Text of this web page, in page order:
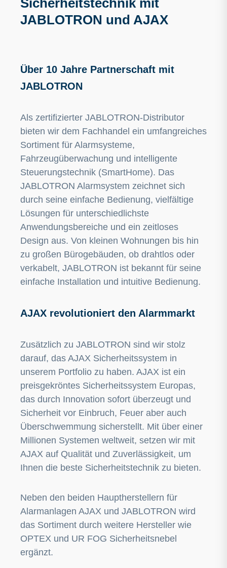
Sicherheitstechnik mit
JABLOTRON und AJAX
Über 10 Jahre Partnerschaft mit
JABLOTRON
Als zertifizierter JABLOTRON-Distributor
bieten wir dem Fachhandel ein umfangreiches
Sortiment für Alarmsysteme,
Fahrzeugüberwachung und intelligente
Steuerungstechnik (SmartHome). Das
JABLOTRON Alarmsystem zeichnet sich
durch seine einfache Bedienung, vielfältige
Lösungen für unterschiedlichste
Anwendungsbereiche und ein zeitloses
Design aus. Von kleinen Wohnungen bis hin
zu großen Bürogebäuden, ob drahtlos oder
verkabelt, JABLOTRON ist bekannt für seine
einfache Installation und intuitive Bedienung.
AJAX revolutioniert den Alarmmarkt
Zusätzlich zu JABLOTRON sind wir stolz
darauf, das AJAX Sicherheitssystem in
unserem Portfolio zu haben. AJAX ist ein
preisgekröntes Sicherheitssystem Europas,
das durch Innovation sofort überzeugt und
Sicherheit vor Einbruch, Feuer aber auch
Überschwemmung sicherstellt. Mit über einer
Millionen Systemen weltweit, setzen wir mit
AJAX auf Qualität und Zuverlässigkeit, um
Ihnen die beste Sicherheitstechnik zu bieten.
Neben den beiden Hauptherstellern für
Alarmanlagen AJAX und JABLOTRON wird
das Sortiment durch weitere Hersteller wie
OPTEX und UR FOG Sicherheitsnebel
ergänzt.